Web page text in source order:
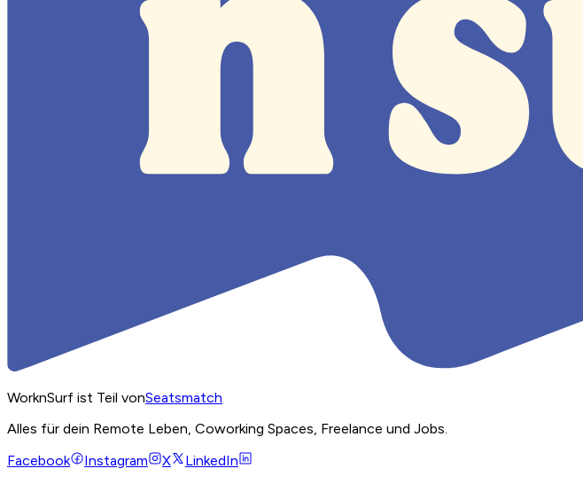
WorknSurf ist Teil vonSeatsmatch
Alles für dein Remote Leben, Coworking Spaces, Freelance und Jobs.
Facebook
Instagram X LinkedIn